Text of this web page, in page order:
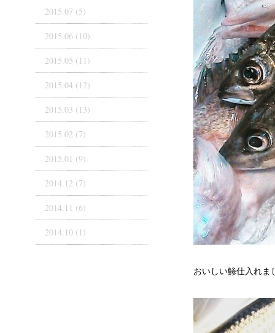
おいしい鯵仕入れま
2015.07 (5)
2015.06 (10)
2015.05 (11)
2015.04 (12)
2015.03 (13)
2015.02 (7)
2015.01 (9)
2014.12 (7)
2014.11 (6)
2014.10 (1)